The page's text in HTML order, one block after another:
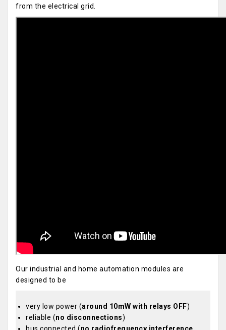
from the electrical grid.
Our industrial and home automation modules are
designed to be
very low power (around 10mW with relays OFF)
reliable (no disconnections)